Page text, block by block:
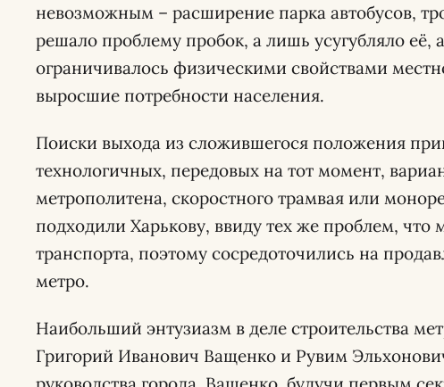
невозможным – расширение парка автобусов,
решало проблему пробок, а лишь усугубляло её,
ограничивалось физическими свойствами
выросшие потребности населения.
Поиски выхода из сложившегося положения
технологичных, передовых на тот момент,
метрополитена, скоростного трамвая или
подходили Харькову, ввиду тех же проблем,
транспорта, поэтому сосредоточились на
метро.
Наибольший энтузиазм в деле строительства
Григорий Иванович Ващенко и Рувим